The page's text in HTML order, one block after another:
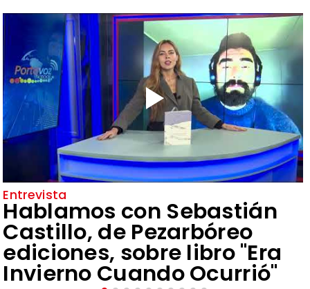
Entrevista
Hablamos con Sebastián
Castillo, de Pezarbóreo
ediciones, sobre libro "Era
Invierno Cuando Ocurrió"